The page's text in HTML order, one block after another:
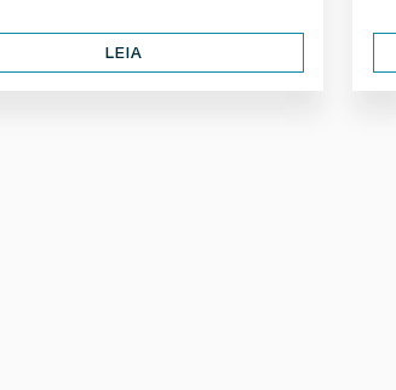
LEIA